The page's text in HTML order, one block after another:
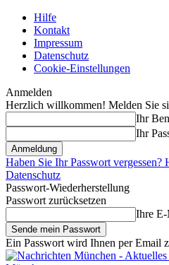
Hilfe
Kontakt
Impressum
Datenschutz
Cookie-Einstellungen
Anmelden
Herzlich willkommen! Melden Sie
Ihr
Ihr
Haben Sie Ihr Passwort vergessen?
Datenschutz
Passwort-Wiederherstellung
Passwort zurücksetzen
Ihre
Ein Passwort wird Ihnen per Email